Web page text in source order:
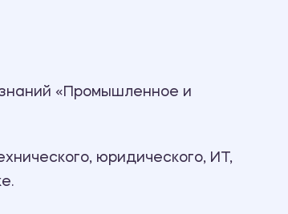
Ответы на билеты
«Промышленное и
юридического, ИТ,